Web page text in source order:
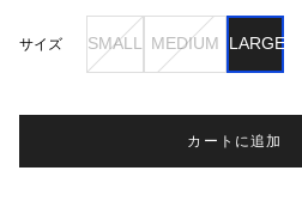
サイズ SMALL MEDIUM LARGE
カートに追加